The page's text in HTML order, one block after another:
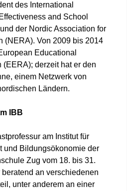
des International
and School
der Nordic Association for
(NERA). Von 2009 bis 2014
Educational
(EERA); derzeit hat er den
einem Netzwerk von
Ländern.
IBB
am Institut für
und Bildungsökonomie der
Zug vom 18. bis 31.
an verschiedenen
unter anderem an einer